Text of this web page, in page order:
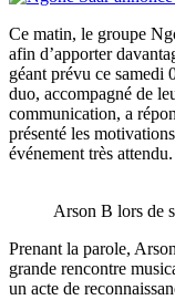
Ce matin, le groupe
afin d’apporter
géant prévu ce samedi
duo, accompagné de
communication, a
présenté les
événement très attendu.
Arson B lors de
Prenant la parole,
grande rencontre
un acte de